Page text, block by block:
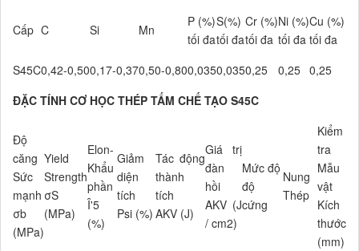
Cấp C Si Mn
P (%)
tối đa
S(%)
tối đa
Cr (%)
tối đa
Ni (%)
tối đa
Cu (%)
tối đa
S45C0,42-0,500,17-0,370,50-0,800,0350,0350,25 0,25 0,25
ĐẶC TÍNH CƠ HỌC THÉP TẤM CHẾ TẠO S45C
Độ
căng
Sức
mạnh
σb
(MPa)
Yield
Strength
σS
(MPa)
Elon-
Khẩu
phần
Î'5
(%)
Giảm
diện
tích
Psi (%)
Tác động
thành
tích
AKV (J)
Giá trị
đàn
hồi
AKV (J
/ cm2)
Mức độ
độ
cứng
Nung
Thép
Kiểm
tra
Mẫu
vật
Kích
thước
(mm)